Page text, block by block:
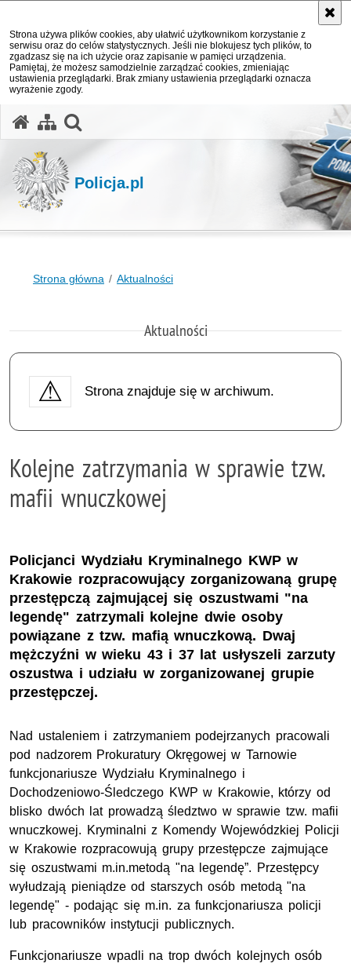
Strona używa plików cookies, aby ułatwić użytkownikom korzystanie z
serwisu oraz do celów statystycznych. Jeśli nie blokujesz tych plików, to
zgadzasz się na ich użycie oraz zapisanie w pamięci urządzenia.
Pamiętaj, że możesz samodzielnie zarządzać cookies, zmieniając
ustawienia przeglądarki. Brak zmiany ustawienia przeglądarki oznacza
wyrażenie zgody.
Policja.pl
Strona główna Aktualności
Aktualności
Strona znajduje się w archiwum.
Kolejne zatrzymania w sprawie tzw.
mafii wnuczkowej
Policjanci Wydziału Kryminalnego KWP w
Krakowie rozpracowujący zorganizowaną grupę
przestępczą zajmującej się oszustwami "na
legendę" zatrzymali kolejne dwie osoby
powiązane z tzw. mafią wnuczkową. Dwaj
mężczyźni w wieku 43 i 37 lat usłyszeli zarzuty
oszustwa i udziału w zorganizowanej grupie
przestępczej.
Nad ustaleniem i zatrzymaniem podejrzanych pracowali
pod nadzorem Prokuratury Okręgowej w Tarnowie
funkcjonariusze Wydziału Kryminalnego i
Dochodzeniowo-Śledczego KWP w Krakowie, którzy od
blisko dwóch lat prowadzą śledztwo w sprawie tzw. mafii
wnuczkowej. Kryminalni z Komendy Wojewódzkiej Policji
w Krakowie rozpracowują grupy przestępcze zajmujące
się oszustwami m.in.metodą "na legendę”. Przestępcy
wyłudzają pieniądze od starszych osób metodą "na
legendę" - podając się m.in. za funkcjonariusza policji
lub pracowników instytucji publicznych.
Funkcjonariusze wpadli na trop dwóch kolejnych osób